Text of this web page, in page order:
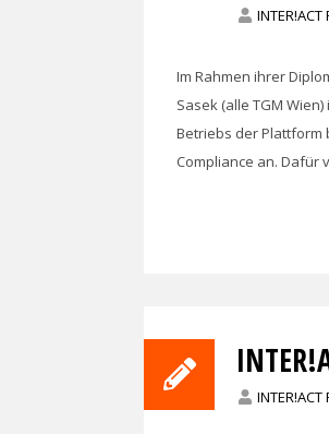
Im Rahmen ihrer
Sasek (alle TGM
Betriebs der Plattform
Compliance an. Dafür